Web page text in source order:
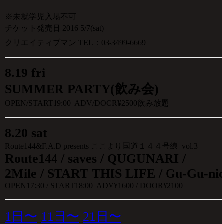
※未就学児入場不可
チケット発売日 2016 5/7(sat)
クリエイティブマン TEL：03-3499-6669
8.19 fri
SUMMER PARTY(飲み会)
OPEN/START19:00 ADV/DOOR¥2500飲み放題
8.20 sat
Route144&F.A.D presents ここより国道１４４号線 vol.3
Route144 / saves / QUGUNARI /
2Mile / START THIS LIFE / Gu-Gu-
OPEN17:30 / START18:00 ADV¥1600 / DOOR¥2100
1日〜 11日〜 21日〜